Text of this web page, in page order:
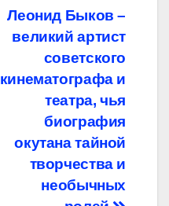
Леонид Быков –
великий артист
советского
кинематографа и
театра, чья
биография
окутана тайной
творчества и
необычных